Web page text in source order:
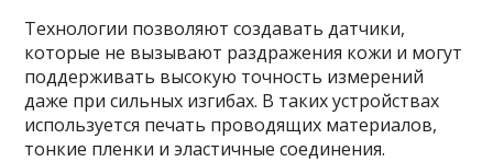
Технологии позволяют создавать датчики,
которые не вызывают раздражения кожи и могут
поддерживать высокую точность измерений
даже при сильных изгибах. В таких устройствах
используется печать проводящих материалов,
тонкие пленки и эластичные соединения.